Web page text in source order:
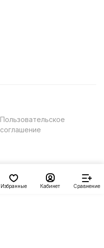
Избранные Кабинет Сравнение
Пользовательское
соглашение